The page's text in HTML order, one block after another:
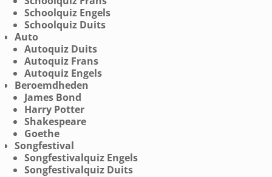
Schoolquiz Engels
Schoolquiz Duits
Auto
Autoquiz Duits
Autoquiz Frans
Autoquiz Engels
Beroemdheden
James Bond
Harry Potter
Shakespeare
Goethe
Songfestival
Songfestivalquiz Engels
Songfestivalquiz Duits